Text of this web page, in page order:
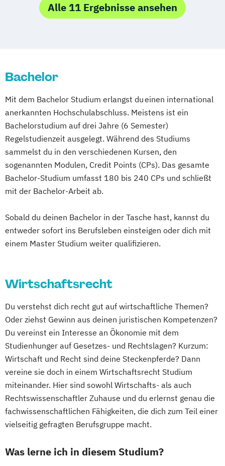
Internationales Wirtschaftsrecht
Investition und Finanzierung
Sanierungs- und Insolvenzmanagement
Alle 11 Ergebnisse ansehen
Bachelor
Mit dem Bachelor Studium erlangst du einen international
anerkannten Hochschulabschluss. Meistens ist ein
Bachelorstudium auf drei Jahre (6 Semester)
Regelstudienzeit ausgelegt. Während des Studiums
sammelst du in den verschiedenen Kursen, den
sogenannten Modulen, Credit Points (CPs). Das gesamte
Bachelor-Studium umfasst 180 bis 240 CPs und schließt
mit der Bachelor-Arbeit ab.
Sobald du deinen Bachelor in der Tasche hast, kannst du
entweder sofort ins Berufsleben einsteigen oder dich mit
einem Master Studium weiter qualifizieren.
Wirtschaftsrecht
Du verstehst dich recht gut auf wirtschaftliche Themen?
Oder ziehst Gewinn aus deinen juristischen Kompetenzen?
Du vereinst ein Interesse an Ökonomie mit dem
Studienhunger auf Gesetzes- und Rechtslagen? Kurzum:
Wirtschaft und Recht sind deine Steckenpferde? Dann
vereine sie doch in einem Wirtschaftsrecht Studium
miteinander. Hier sind sowohl Wirtschafts- als auch
Rechtswissenschaftler Zuhause und du erlernst genau die
fachwissenschaftlichen Fähigkeiten, die dich zum Teil einer
vielseitig gefragten Berufsgruppe macht.
Was lerne ich in diesem Studium?